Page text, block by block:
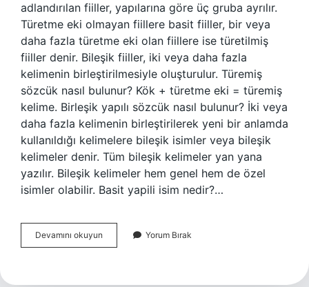
adlandırılan fiiller, yapılarına göre üç gruba ayrılır.
Türetme eki olmayan fiillere basit fiiller, bir veya
daha fazla türetme eki olan fiillere ise türetilmiş
fiiller denir. Bileşik fiiller, iki veya daha fazla
kelimenin birleştirilmesiyle oluşturulur. Türemiş
sözcük nasıl bulunur? Kök + türetme eki = türemiş
kelime. Birleşik yapılı sözcük nasıl bulunur? İki veya
daha fazla kelimenin birleştirilerek yeni bir anlamda
kullanıldığı kelimelere bileşik isimler veya bileşik
kelimeler denir. Tüm bileşik kelimeler yan yana
yazılır. Bileşik kelimeler hem genel hem de özel
isimler olabilir. Basit yapili isim nedir?…
Devamını okuyun
Sözcük
Yorum Bırak